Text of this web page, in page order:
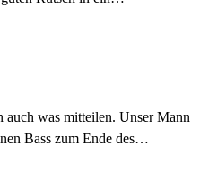
was mitteilen. Unser Mann
Bass zum Ende des…